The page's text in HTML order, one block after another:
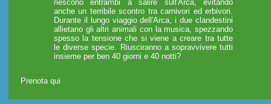
riescono entrambi a salire sull'Arca, evitando
anche un terribile scontro tra carnivori ed erbivori.
Durante il lungo viaggio dell'Arca, i due clandestini
allietano gli altri animali con la musica, spezzando
spesso la tensione che si viene a creare tra tutte
le diverse specie. Riusciranno a sopravvivere tutti
insieme per ben 40 giorni e 40 notti?
Prenota qui